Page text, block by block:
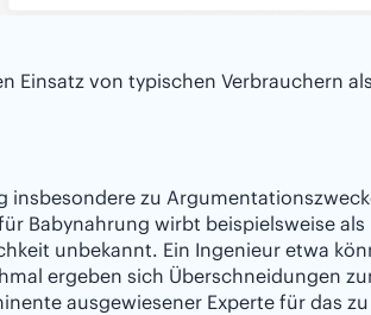
Einsatz von typischen Verbrauchern
insbesondere zu
Babynahrung wirbt beispielsweise
unbekannt. Ein Ingenieur etwa
ergeben sich Überschneidungen
ausgewiesener Experte für das